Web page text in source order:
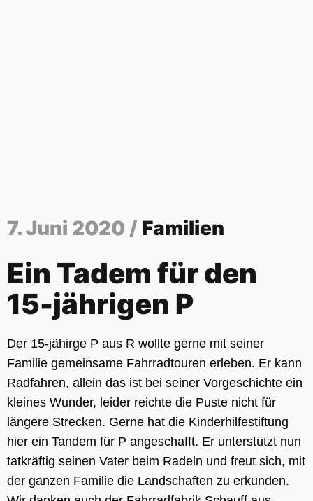
7. Juni 2020 / Familien
Ein Tadem für den
15-jährigen P
Der 15-jähirge P aus R wollte gerne mit seiner
Familie gemeinsame Fahrradtouren erleben. Er kann
Radfahren, allein das ist bei seiner Vorgeschichte ein
kleines Wunder, leider reichte die Puste nicht für
längere Strecken. Gerne hat die Kinderhilfestiftung
hier ein Tandem für P angeschafft. Er unterstützt nun
tatkräftig seinen Vater beim Radeln und freut sich, mit
der ganzen Familie die Landschaften zu erkunden.